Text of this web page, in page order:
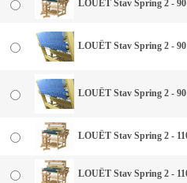
LOUËT Stav Spring 2 -
LOUËT Stav Spring 2 -
LOUËT Stav Spring 2 -
LOUËT Stav Spring 2 -
LOUËT Stav Spring 2 -